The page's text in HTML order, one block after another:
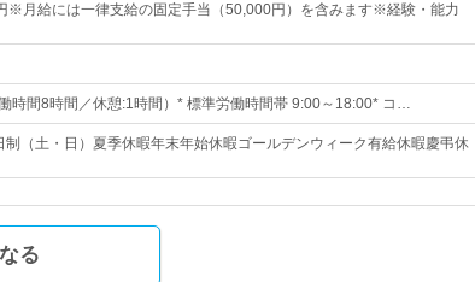
※月給には一律支給の固定手当（50,000円）を含みます※経験・能力
時間8時間／休憩:1時間）* 標準労働時間帯 9:00～18:00* コ…
（土・日）夏季休暇年末年始休暇ゴールデンウィーク有給休暇慶弔休
る